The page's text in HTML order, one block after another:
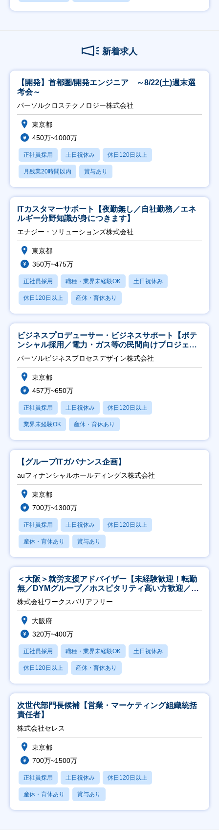
新着求人
【開発】首都圏/開発エンジニア ～8/22(土)週末選
考会～
パーソルクロステクノロジー株式会社
東京都
450万~1000万
正社員採用 土日祝休み 休日120日以上
月残業20時間以内 賞与あり
ITカスタマーサポート【夜勤無し／自社勤務／エネ
ルギー分野知識が身につきます】
エナジー・ソリューションズ株式会社
東京都
350万~475万
正社員採用 職種・業界未経験OK 土日祝休み
休日120日以上 産休・育休あり
ビジネスプロデューサー・ビジネスサポート【ポテ
ンシャル採用／電力・ガス等の民間向けプロジェク
ト推進】
パーソルビジネスプロセスデザイン株式会社
東京都
457万~650万
正社員採用 土日祝休み 休日120日以上
業界未経験OK 産休・育休あり
【グループITガバナンス企画】
auフィナンシャルホールディングス株式会社
東京都
700万~1300万
正社員採用 土日祝休み 休日120日以上
産休・育休あり 賞与あり
＜大阪＞就労支援アドバイザー【未経験歓迎！転勤
無／DYMグループ／ホスピタリティ高い方歓迎／土
日祝】
株式会社ワークスバリアフリー
大阪府
320万~400万
正社員採用 職種・業界未経験OK 土日祝休み
休日120日以上 産休・育休あり
次世代部門長候補【営業・マーケティング組織統括
責任者】
株式会社セレス
東京都
700万~1500万
正社員採用 土日祝休み 休日120日以上
産休・育休あり 賞与あり